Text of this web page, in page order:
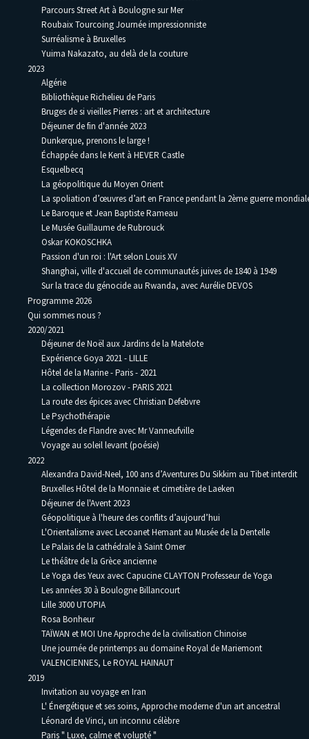
Parcours Street Art à Boulogne sur Mer
Roubaix Tourcoing Journée impressionniste
Surréalisme à Bruxelles
Yuima Nakazato, au delà de la couture
2023
Algérie
Bibliothèque Richelieu de Paris
Bruges de si vieilles Pierres : art et architecture
Déjeuner de fin d'année 2023
Dunkerque, prenons le large !
Échappée dans le Kent à HEVER Castle
Esquelbecq
La géopolitique du Moyen Orient
La spoliation d’œuvres d’art en France pendant la 2ème guerre
Le Baroque et Jean Baptiste Rameau
Le Musée Guillaume de Rubrouck
Oskar KOKOSCHKA
Passion d'un roi : l'Art selon Louis XV
Shanghai, ville d'accueil de communautés juives de 1840 à 1949
Sur la trace du génocide au Rwanda, avec Aurélie DEVOS
Programme 2026
Qui sommes nous ?
2020/2021
Déjeuner de Noël aux Jardins de la Matelote
Expérience Goya 2021 - LILLE
Hôtel de la Marine - Paris - 2021
La collection Morozov - PARIS 2021
La route des épices avec Christian Defebvre
Le Psychothérapie
Légendes de Flandre avec Mr Vanneufville
Voyage au soleil levant (poésie)
2022
Alexandra David-Neel, 100 ans d’Aventures Du Sikkim au Tibet interdit
Bruxelles Hôtel de la Monnaie et cimetière de Laeken
Déjeuner de l'Avent 2023
Géopolitique à l'heure des conflits d’aujourd’hui
L'Orientalisme avec Lecoanet Hemant au Musée de la Dentelle
Le Palais de la cathédrale à Saint Omer
Le théâtre de la Grèce ancienne
Le Yoga des Yeux avec Capucine CLAYTON Professeur de Yoga
Les années 30 à Boulogne Billancourt
Lille 3000 UTOPIA
Rosa Bonheur
TAÏWAN et MOI Une Approche de la civilisation Chinoise
Une journée de printemps au domaine Royal de Mariemont
VALENCIENNES, Le ROYAL HAINAUT
2019
Invitation au voyage en Iran
L' Énergétique et ses soins, Approche moderne d'un art ancestral
Léonard de Vinci, un inconnu célèbre
Paris " Luxe, calme et volupté "